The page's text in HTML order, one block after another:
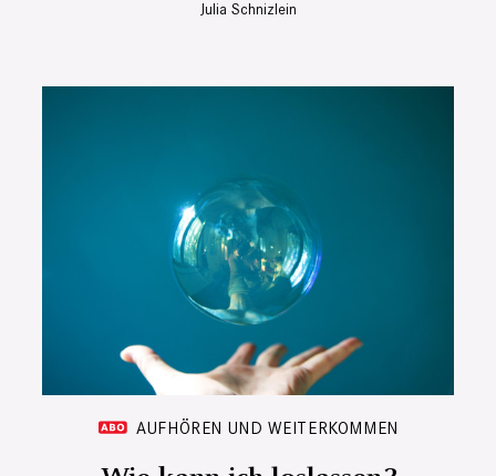
Julia Schnizlein
AUFHÖREN UND WEITERKOMMEN